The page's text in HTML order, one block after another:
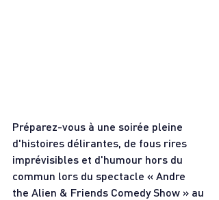
Préparez-vous à une soirée pleine
d'histoires délirantes, de fous rires
imprévisibles et d'humour hors du
commun lors du spectacle « Andre
the Alien & Friends Comedy Show » au